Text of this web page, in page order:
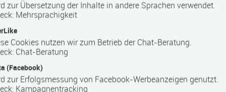
Neuorientierung. COMCAVE ist bundesweit an
Inhalte, um die Teilnehmenden optimal auf die
in zahlreichen Berufsfeldern und richtet sich an
Bereich werden unter anderem kaufmännische,
zur Übersetzung der Inhalte in andere Sprachen verwendet.
: Mehrsprachigkeit
Cookies nutzen wir zum Betrieb der Chat-Beratung.
: Chat-Beratung
(Facebook)
zur Erfolgsmessung von Facebook-Werbeanzeigen genutzt.
: Kampagnentracking